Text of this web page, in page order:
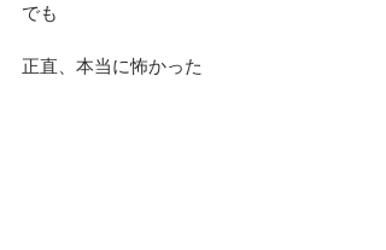
でも
正直、本当に怖かった